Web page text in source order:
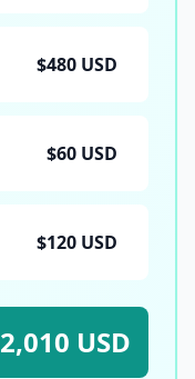
$480 USD
$60 USD
$120 USD
2,010 USD